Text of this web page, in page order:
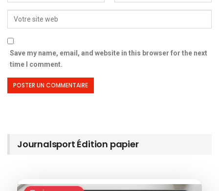
Save my name, email, and website in this browser for the next
time I comment.
Journalsport Édition papier